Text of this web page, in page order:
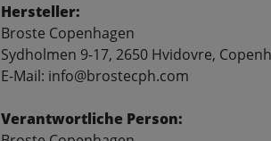
Hersteller:
Broste Copenhagen
Sydholmen 9-17, 2650 Hvidovre,
E-Mail: info@brostecph.com
Verantwortliche Person: